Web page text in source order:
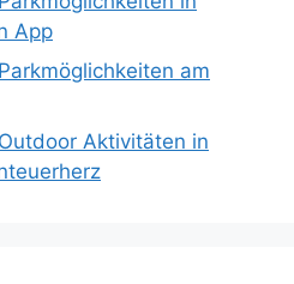
App
am
Aktivitäten in